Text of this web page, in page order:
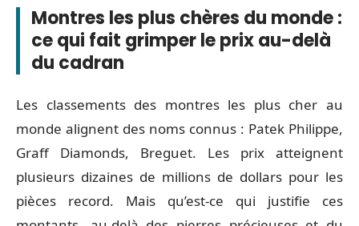
Montres les plus chères du monde :
ce qui fait grimper le prix au-delà
du cadran
Les classements des montres les plus cher au
monde alignent des noms connus : Patek Philippe,
Graff Diamonds, Breguet. Les prix atteignent
plusieurs dizaines de millions de dollars pour les
pièces record. Mais qu’est-ce qui justifie ces